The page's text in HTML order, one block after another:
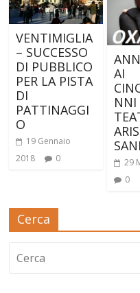
VENTIMIGLIA
– SUCCESSO
DI PUBBLICO
PER LA PISTA
DI
PATTINAGGI
O
19 Gennaio
2018
0
AI
NNI
29
0
Cerca